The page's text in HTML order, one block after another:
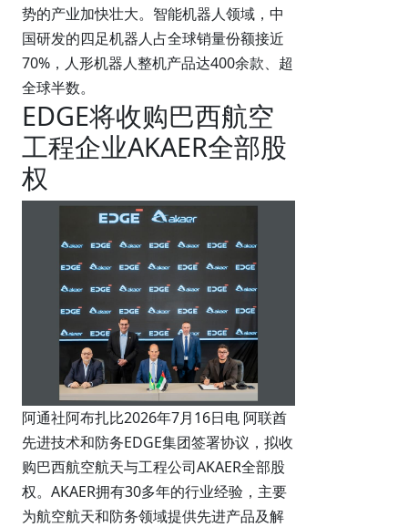
势的产业加快壮大。智能机器人领域，中
国研发的四足机器人占全球销量份额接近
70%，人形机器人整机产品达400余款、超
全球半数。
EDGE将收购巴西航空
工程企业AKAER全部股
权
阿通社阿布扎比2026年7月16日电 阿联酋
先进技术和防务EDGE集团签署协议，拟收
购巴西航空航天与工程公司AKAER全部股
权。AKAER拥有30多年的行业经验，主要
为航空航天和防务领域提供先进产品及解